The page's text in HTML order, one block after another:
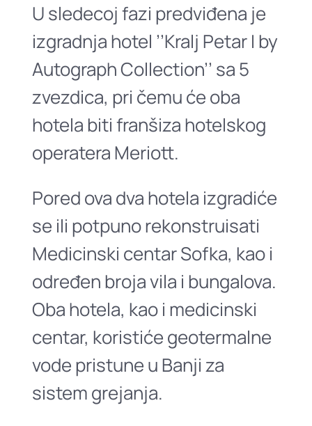
U sledecoj fazi predviđena je
izgradnja hotel ’’Kralj Petar I by
Autograph Collection’’ sa 5
zvezdica, pri čemu će oba
hotela biti franšiza hotelskog
operatera Meriott.
Pored ova dva hotela izgradiće
se ili potpuno rekonstruisati
Medicinski centar Sofka, kao i
određen broja vila i bungalova.
Oba hotela, kao i medicinski
centar, koristiće geotermalne
vode pristune u Banji za
sistem grejanja.